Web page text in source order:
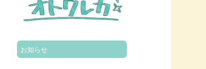
お知らせ